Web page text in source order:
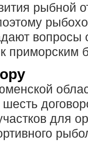
рыбной
вопросы
приморским
для